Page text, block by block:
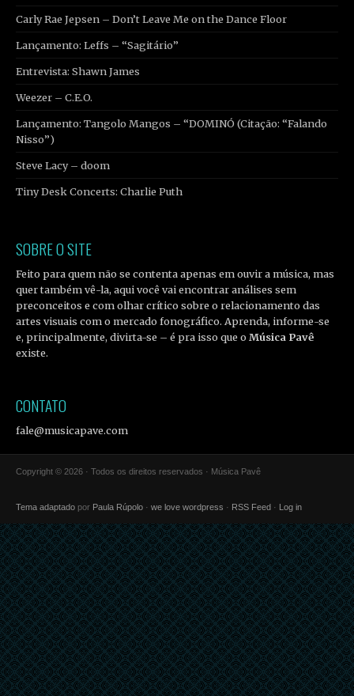
Carly Rae Jepsen – Don’t Leave Me on the Dance Floor
Lançamento: Leffs – “Sagitário”
Entrevista: Shawn James
Weezer – C.E.O.
Lançamento: Tangolo Mangos – “DOMINÓ (Citação: “Falando
Nisso”)
Steve Lacy – doom
Tiny Desk Concerts: Charlie Puth
SOBRE O SITE
Feito para quem não se contenta apenas em ouvir a música, mas
quer também vê-la, aqui você vai encontrar análises sem
preconceitos e com olhar crítico sobre o relacionamento das
artes visuais com o mercado fonográfico. Aprenda, informe-se
e, principalmente, divirta-se – é pra isso que oMúsica Pavê
existe.
CONTATO
fale@musicapave.com
Copyright © 2026 · Todos os direitos reservados · Música Pavê
Tema adaptado por Paula Rúpolo · we love wordpress · RSS Feed · Log in